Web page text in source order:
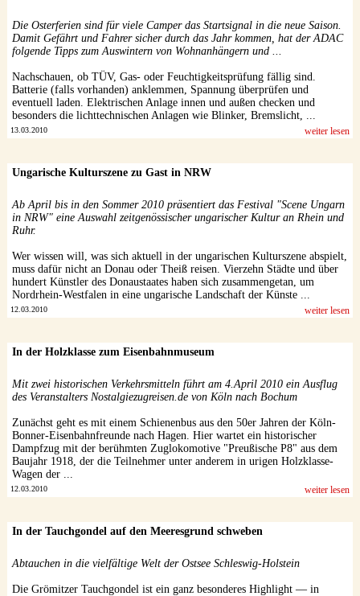
Die Osterferien sind für viele Camper das Startsignal in die neue Saison.
Damit Gefährt und Fahrer sicher durch das Jahr kommen, hat der ADAC
folgende Tipps zum Auswintern von Wohnanhängern und ...
Nachschauen, ob TÜV, Gas- oder Feuchtigkeitsprüfung fällig sind.
Batterie (falls vorhanden) anklemmen, Spannung überprüfen und
eventuell laden. Elektrischen Anlage innen und außen checken und
besonders die lichttechnischen Anlagen wie Blinker, Bremslicht, ...
13.03.2010 weiter lesen
Ungarische Kulturszene zu Gast in NRW
Ab April bis in den Sommer 2010 präsentiert das Festival "Scene Ungarn
in NRW" eine Auswahl zeitgenössischer ungarischer Kultur an Rhein und
Ruhr.
Wer wissen will, was sich aktuell in der ungarischen Kulturszene abspielt,
muss dafür nicht an Donau oder Theiß reisen. Vierzehn Städte und über
hundert Künstler des Donaustaates haben sich zusammengetan, um
Nordrhein-Westfalen in eine ungarische Landschaft der Künste ...
12.03.2010 weiter lesen
In der Holzklasse zum Eisenbahnmuseum
Mit zwei historischen Verkehrsmitteln führt am 4.April 2010 ein Ausflug
des Veranstalters Nostalgiezugreisen.de von Köln nach Bochum
Zunächst geht es mit einem Schienenbus aus den 50er Jahren der Köln-
Bonner-Eisenbahnfreunde nach Hagen. Hier wartet ein historischer
Dampfzug mit der berühmten Zuglokomotive "Preußische P8" aus dem
Baujahr 1918, der die Teilnehmer unter anderem in urigen Holzklasse-
Wagen der ...
12.03.2010 weiter lesen
In der Tauchgondel auf den Meeresgrund schweben
Abtauchen in die vielfältige Welt der Ostsee Schleswig-Holstein
Die Grömitzer Tauchgondel ist ein ganz besonderes Highlight — in